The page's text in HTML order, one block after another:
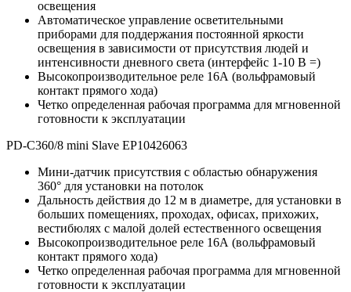
освещения
Автоматическое управление осветительными
приборами для поддержания постоянной яркости
освещения в зависимости от присутствия людей и
интенсивности дневного света (интерфейс 1-10 В =)
Высокопроизводительное реле 16А (вольфрамовый
контакт прямого хода)
Четко определенная рабочая программа для мгновенной
готовности к эксплуатации
PD-C360/8 mini Slave EP10426063
Мини-датчик присутствия с областью обнаружения
360° для установки на потолок
Дальность действия до 12 м в диаметре, для установки в
больших помещениях, проходах, офисах, прихожих,
вестибюлях с малой долей естественного освещения
Высокопроизводительное реле 16А (вольфрамовый
контакт прямого хода)
Четко определенная рабочая программа для мгновенной
готовности к эксплуатации